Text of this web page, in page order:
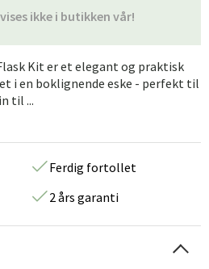
ikke i butikken vår!
Kit er et elegant og praktisk
i en boklignende eske - perfekt til
til ...
Ferdig fortollet
2 års garanti